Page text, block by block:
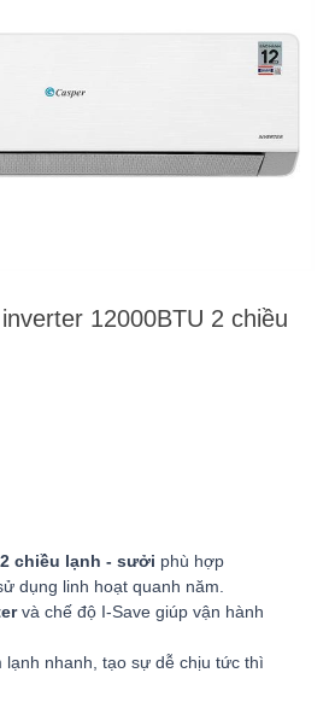
12000BTU 2 chiều
2 chiều lạnh - sưởi phù hợp
dụng linh hoạt quanh năm.
và chế độ I-Save giúp vận hành
lạnh nhanh, tạo sự dễ chịu tức thì